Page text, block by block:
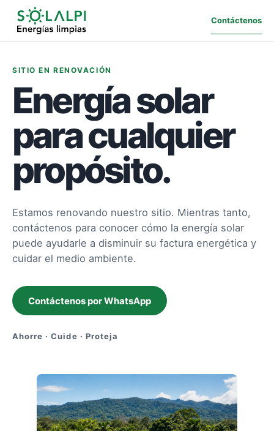
Contáctenos
SITIO EN RENOVACIÓN
Energía solar
para cualquier
propósito.
Estamos renovando nuestro sitio. Mientras tanto,
contáctenos para conocer cómo la energía solar
puede ayudarle a disminuir su factura energética y
cuidar el medio ambiente.
Contáctenos por WhatsApp
Ahorre · Cuide · Proteja